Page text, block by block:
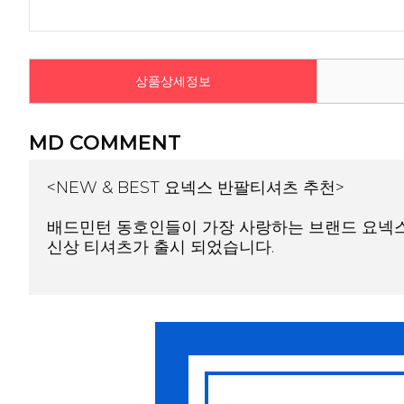
상품상세정보
MD COMMENT
<NEW & BEST 요넥스 반팔티셔츠 추천>
배드민턴 동호인들이 가장 사랑하는 브랜드 요넥
신상 티셔츠가 출시 되었습니다.